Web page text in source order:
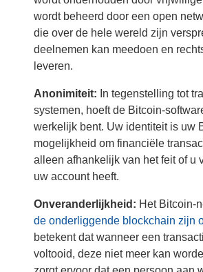
wordt beheerd door een open
die over de hele wereld zijn
deelnemen kan meedoen en
leveren.
Anonimiteit: In tegenstelling tot
systemen, hoeft de Bitcoin-
werkelijk bent. Uw identiteit is uw
mogelijkheid om financiële
alleen afhankelijk van het feit of u
uw account heeft.
Onveranderlijkheid: Het Bitcoin-
de onderliggende blockchain zijn
betekent dat wanneer een
voltooid, deze niet meer kan